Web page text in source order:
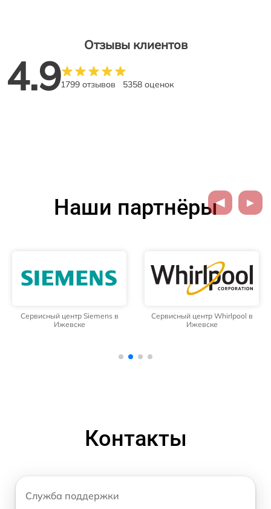
Отзывы клиентов
4.91799 отзывов 5358 оценок
Наши партнёры
Сервисный центр Siemens в
Ижевске
Сервисный центр Whirlpool в
Ижевске
Контакты
Служба поддержки